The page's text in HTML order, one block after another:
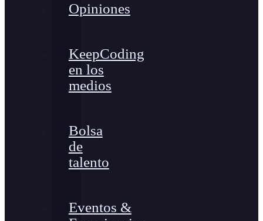
Opiniones
KeepCoding
en los
medios
Bolsa
de
talento
Eventos &